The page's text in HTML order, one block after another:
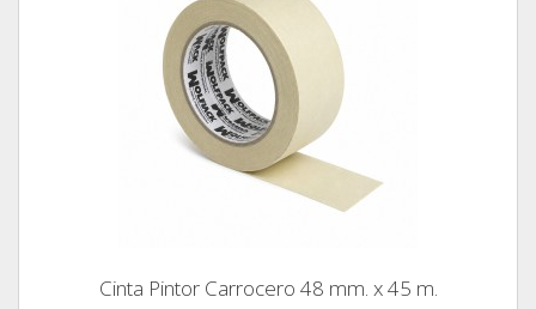
Cinta Pintor Carrocero 48 mm. x 45 m.